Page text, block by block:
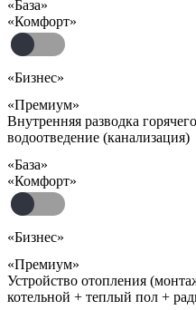
«База»
«Комфорт»
«Бизнес»
«Премиум»
Внутренняя разводка
водоотведение (канализация)
«База»
«Комфорт»
«Бизнес»
«Премиум»
Устройство отопления
котельной + теплый пол +